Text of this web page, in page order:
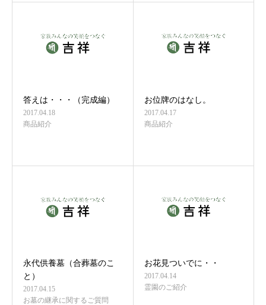
答えは・・・（完成編）
2017.04.18
商品紹介
お位牌のはなし。
2017.04.17
商品紹介
永代供養墓（合葬墓のこ
と）
2017.04.15
お墓の継承に関するご質問
お花見ついでに・・
2017.04.14
霊園のご紹介